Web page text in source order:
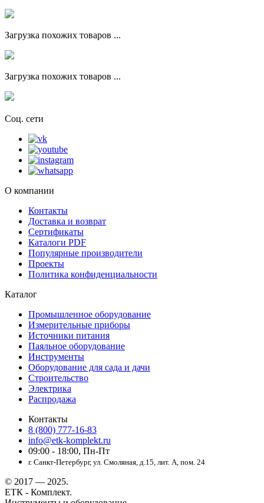
Загрузка похожих товаров ...
Загрузка похожих товаров ...
Соц. сети
О компании
Контакты
Доставка и возврат
Сертификаты
Каталоги PDF
Популярные производители
Проекты
Политика конфиденциальности
Каталог
Промышленное оборудование
Измерительные приборы
Источники питания
Паяльное оборудование
Инструменты
Оборудование для сада и дачи
Строительство
Электрика
Распродажа
Контакты
8 (800) 777-16-83
info@etk-komplekt.ru
09:00 - 18:00, Пн-Пт
г. Санкт-Петербург, ул. Смоляная, д.15, лит. А, пом. 24
© 2017 — 2025.
ЕТК - Комплект.